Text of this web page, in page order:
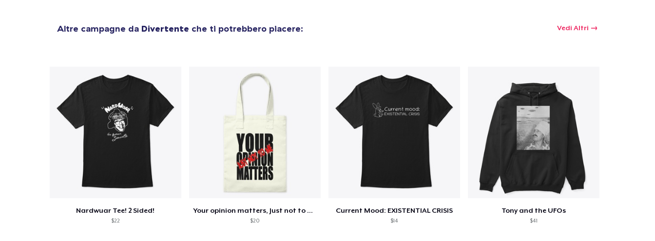
Altre campagne da Divertente che ti potrebbero piacere: Vedi Altri
Nardwuar Tee! 2 Sided!
$22
Your opinion matters, Just not to me!
$20
Current Mood: EXISTENTIAL CRISIS
$14
Tony and the UFOs
$41
articolo aggiunto al Vai al tuo carrello
Qtà
Procedi alla Pagina di
Pagamento
Continua a Comprare